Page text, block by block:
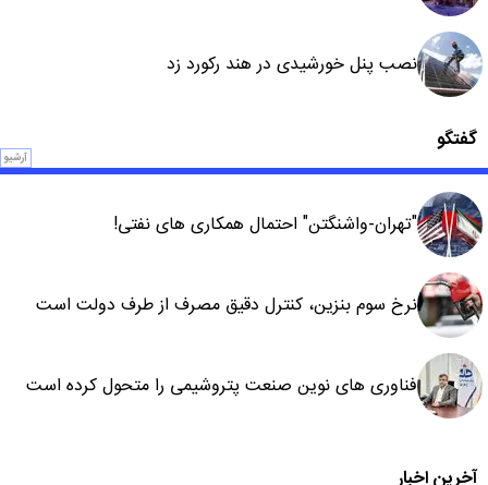
نصب پنل خورشیدی در هند رکورد زد
گفتگو
آرشیو
"تهران-واشنگتن" احتمال همکاری های نفتی!
نرخ سوم بنزین، کنترل دقیق مصرف از طرف دولت است
فناوری های نوین صنعت پتروشیمی را متحول کرده است